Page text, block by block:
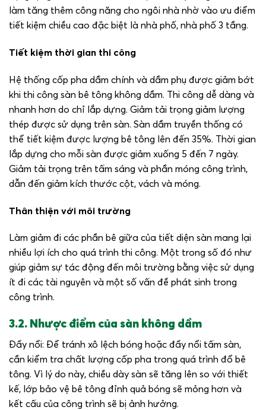
làm tăng thêm công năng cho ngôi nhà nhờ vào ưu điểm
tiết kiệm chiều cao đặc biệt là nhà phố, nhà phố 3 tầng.
Tiết kiệm thời gian thi công
Hệ thống cốp pha dầm chính và dầm phụ được giảm bớt
khi thi công sàn bê tông không dầm. Thi công dễ dàng và
nhanh hơn do chỉ lắp dựng. Giảm tải trọng giảm lượng
thép được sử dụng trên sàn. Sàn dầm truyền thống có
thể tiết kiệm được lượng bê tông lên đến 35%. Thời gian
lắp dựng cho mỗi sàn được giảm xuống 5 đến 7 ngày.
Giảm tải trọng trên tấm sáng và phần móng công trình,
dẫn đến giảm kích thước cột, vách và móng.
Thân thiện với môi trường
Làm giảm đi các phần bê giữa của tiết diện sàn mang lại
nhiều lợi ích cho quá trình thi công. Một trong số đó như
giúp giảm sự tác động đến môi trường bằng việc sử dụng
ít đi các tài nguyên và một số vấn đề phát sinh trong
công trình.
3.2. Nhược điểm của sàn không dầm
Đẩy nổi: Để tránh xô lệch bóng hoặc đẩy nổi tấm sàn,
cần kiểm tra chất lượng cốp pha trong quá trình đổ bê
tông. Vì lý do này, chiều dày sàn sẽ tăng lên so với thiết
kế, lớp bảo vệ bê tông đỉnh quả bóng sẽ mỏng hơn và
kết cấu của công trình sẽ bị ảnh hưởng.